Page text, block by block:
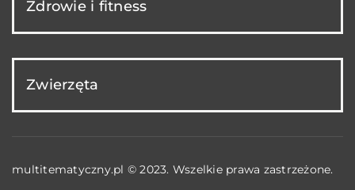
Zdrowie i fitness
Zwierzęta
multitematyczny.pl © 2023. Wszelkie prawa zastrzeżone.